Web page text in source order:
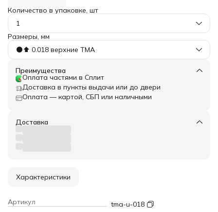
Количество в упаковке, шт
1
Размеры, мм
⚫️⬆️ 0.018 верхние TMA
Преимущества
Оплата частями в Сплит
Доставка в пункты выдачи или до двери
Оплата — картой, СБП или наличными
Доставка
Характеристики
Артикул
tma-u-018